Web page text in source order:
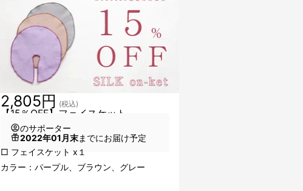
【15％OFF】フェイスケット
2,805円 (税込)
のサポーター
2022年01月末までにお届け予定
□ フェイスケット x１
カラー：パープル、ブラウン、グレー